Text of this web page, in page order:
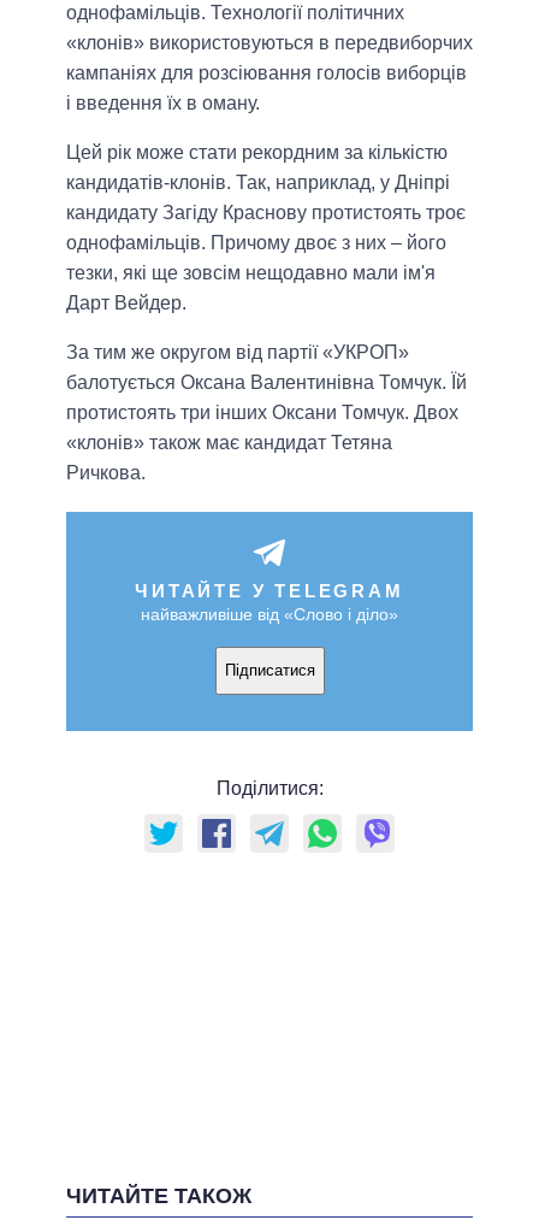
однофамільців. Технології політичних
«клонів» використовуються в передвиборчих
кампаніях для розсіювання голосів виборців
і введення їх в оману.
Цей рік може стати рекордним за кількістю
кандидатів-клонів. Так, наприклад, у Дніпрі
кандидату Загіду Краснову протистоять троє
однофамільців. Причому двоє з них – його
тезки, які ще зовсім нещодавно мали ім'я
Дарт Вейдер.
За тим же округом від партії «УКРОП»
балотується Оксана Валентинівна Томчук. Їй
протистоять три інших Оксани Томчук. Двох
«клонів» також має кандидат Тетяна
Ричкова.
ЧИТАЙТЕ У TELEGRAM
найважливіше від «Слово і діло»
Підписатися
Поділитися:
ЧИТАЙТЕ ТАКОЖ